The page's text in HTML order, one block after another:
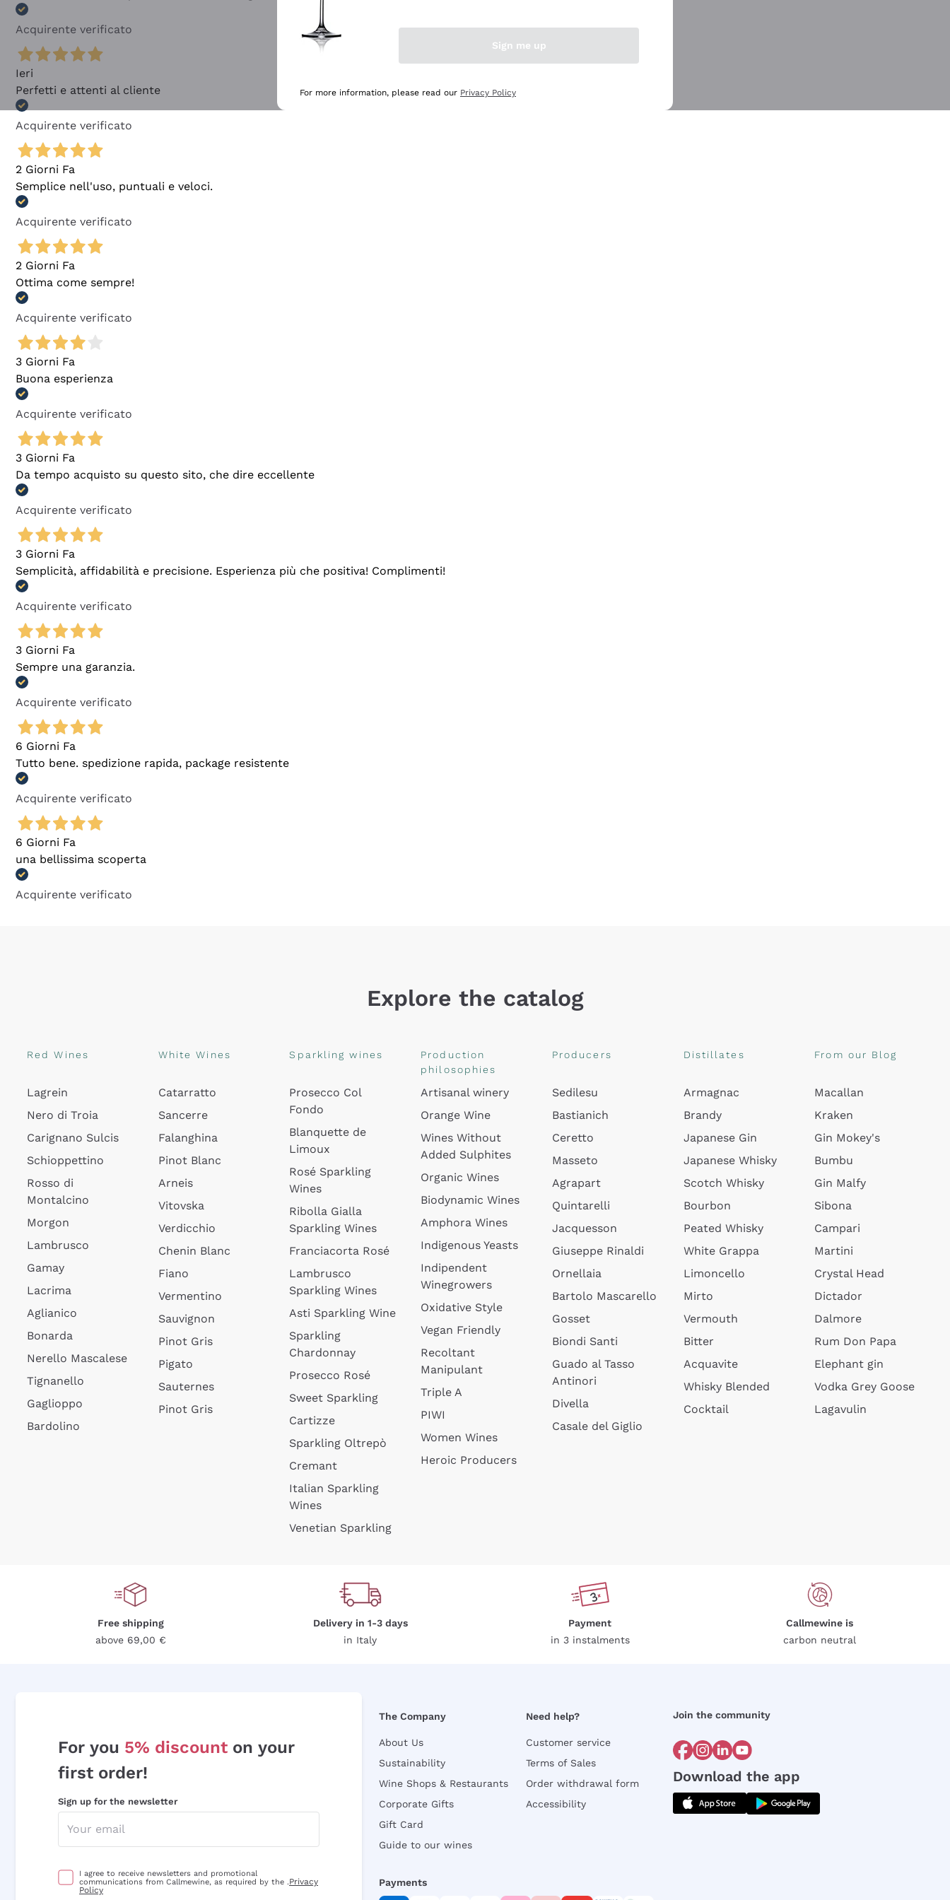
Acquirente verificato
Ieri
Perfetti e attenti al cliente
Acquirente verificato
2 Giorni Fa
Semplice nell'uso, puntuali e veloci.
Acquirente verificato
2 Giorni Fa
Ottima come sempre!
Acquirente verificato
3 Giorni Fa
Buona esperienza
Acquirente verificato
3 Giorni Fa
Da tempo acquisto su questo sito, che dire eccellente
Acquirente verificato
3 Giorni Fa
Semplicità, affidabilità e precisione. Esperienza più che positiva! Complimenti!
Acquirente verificato
3 Giorni Fa
Sempre una garanzia.
Acquirente verificato
6 Giorni Fa
Tutto bene. spedizione rapida, package resistente
Acquirente verificato
6 Giorni Fa
una bellissima scoperta
Acquirente verificato
Explore the catalog
Red Wines
Lagrein
Nero di Troia
Carignano Sulcis
Schioppettino
Rosso di
Montalcino
Morgon
Lambrusco
Gamay
Lacrima
Aglianico
Bonarda
Nerello Mascalese
Tignanello
Gaglioppo
Bardolino
White Wines
Catarratto
Sancerre
Falanghina
Pinot Blanc
Arneis
Vitovska
Verdicchio
Chenin Blanc
Fiano
Vermentino
Sauvignon
Pinot Gris
Pigato
Sauternes
Pinot Gris
Sparkling wines
Prosecco Col
Fondo
Blanquette de
Limoux
Rosé Sparkling
Wines
Ribolla Gialla
Sparkling Wines
Franciacorta Rosé
Lambrusco
Sparkling Wines
Asti Sparkling Wine
Sparkling
Chardonnay
Prosecco Rosé
Sweet Sparkling
Cartizze
Sparkling Oltrepò
Cremant
Italian Sparkling
Wines
Venetian Sparkling
Production
philosophies
Artisanal winery
Orange Wine
Wines Without
Added Sulphites
Organic Wines
Biodynamic Wines
Amphora Wines
Indigenous Yeasts
Indipendent
Winegrowers
Oxidative Style
Vegan Friendly
Recoltant
Manipulant
Triple A
PIWI
Women Wines
Heroic Producers
Producers
Sedilesu
Bastianich
Ceretto
Masseto
Agrapart
Quintarelli
Jacquesson
Giuseppe Rinaldi
Ornellaia
Bartolo Mascarello
Gosset
Biondi Santi
Guado al Tasso
Antinori
Divella
Casale del Giglio
Distillates
Armagnac
Brandy
Japanese Gin
Japanese Whisky
Scotch Whisky
Bourbon
Peated Whisky
White Grappa
Limoncello
Mirto
Vermouth
Bitter
Acquavite
Whisky Blended
Cocktail
From our Blog
Macallan
Kraken
Gin Mokey's
Bumbu
Gin Malfy
Sibona
Campari
Martini
Crystal Head
Dictador
Dalmore
Rum Don Papa
Elephant gin
Vodka Grey Goose
Lagavulin
Free shipping
above 69,00 €
Delivery in 1-3 days
in Italy
Payment
in 3 instalments
Callmewine is
carbon neutral
For you 5% discount on your
first order!
Sign up for the newsletter
I agree to receive newsletters and promotional
communications from Callmewine, as required by the .Privacy
Policy
The Company
About Us
Sustainability
Wine Shops & Restaurants
Corporate Gifts
Gift Card
Guide to our wines
Need help?
Customer service
Terms of Sales
Order withdrawal form
Accessibility
Join the community
Download the app
Payments
Sign me up
For more information, please read our Privacy Policy